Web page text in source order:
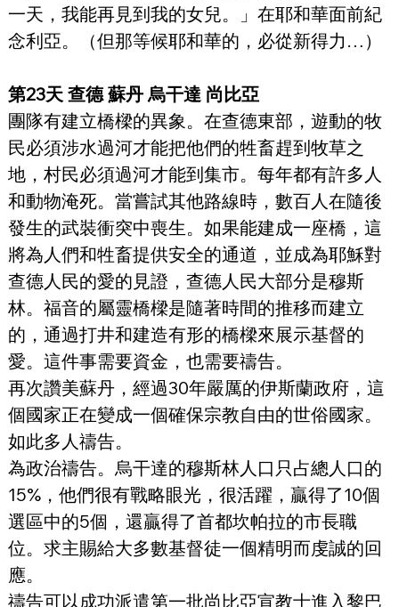
一天，我能再見到我的女兒。」在耶和華面前紀
念利亞。（但那等候耶和華的，必從新得力…）
第23天 查德 蘇丹 烏干達 尚比亞
團隊有建立橋樑的異象。在查德東部，遊動的牧
民必須涉水過河才能把他們的牲畜趕到牧草之
地，村民必須過河才能到集市。每年都有許多人
和動物淹死。當嘗試其他路線時，數百人在隨後
發生的武裝衝突中喪生。如果能建成一座橋，這
將為人們和牲畜提供安全的通道，並成為耶穌對
查德人民的愛的見證，查德人民大部分是穆斯
林。福音的屬靈橋樑是隨著時間的推移而建立
的，通過打井和建造有形的橋樑來展示基督的
愛。這件事需要資金，也需要禱告。
再次讚美蘇丹，經過30年嚴厲的伊斯蘭政府，這
個國家正在變成一個確保宗教自由的世俗國家。
如此多人禱告。
為政治禱告。烏干達的穆斯林人口只占總人口的
15%，他們很有戰略眼光，很活躍，贏得了10個
選區中的5個，還贏得了首都坎帕拉的市長職
位。求主賜給大多數基督徒一個精明而虔誠的回
應。
禱告可以成功派遣第一批尚比亞宣教士進入黎巴